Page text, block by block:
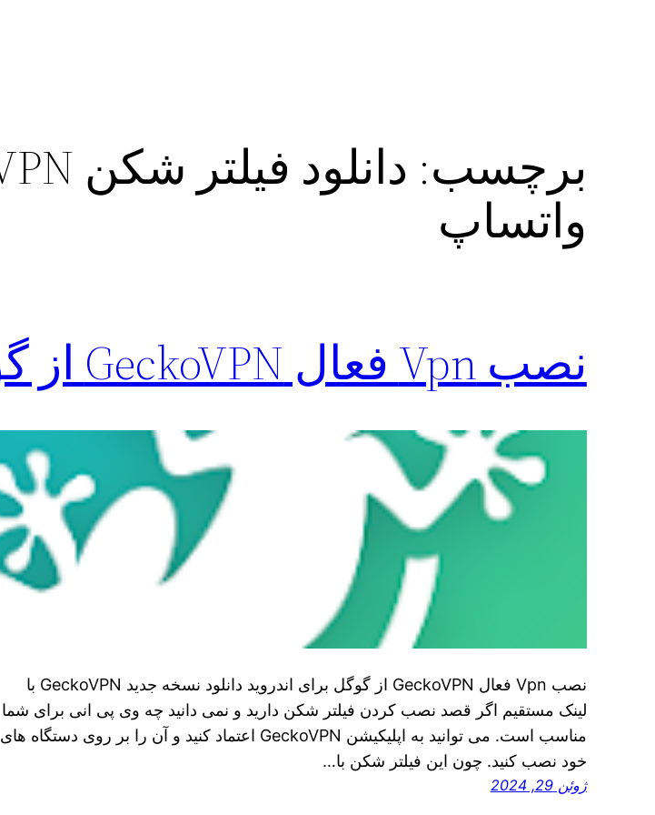
برچسب:
واتساپ
نصب Vpn فعال GeckoVPN از گوگل برای اندروید
نصب Vpn فعال GeckoVPN از گوگل برای اندروید دانلود نسخه جدید GeckoVPN با
لینک مستقیم اگر قصد نصب کردن فیلتر شکن دارید و نمی‌ دانید چه وی پی انی برای شما
مناسب است. می‌ توانید به اپلیکیشن GeckoVPN اعتماد کنید و آن را بر روی دستگاه‌ های
خود نصب کنید. چون این فیلتر شکن با…
ژوئن 29, 2024